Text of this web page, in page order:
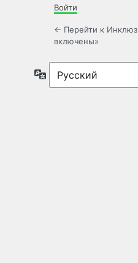
Войти
← Перейти к
включены»
Язык